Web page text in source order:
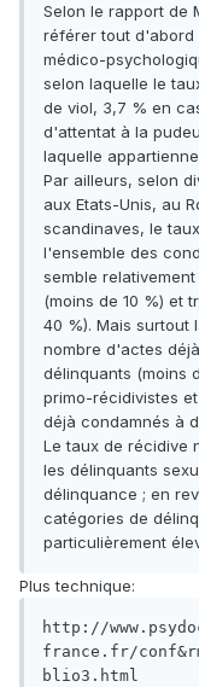
Selon le rapport de
référer tout d'abord
médico-
selon laquelle le
de viol, 3,7 % en
d'attentat à la
laquelle
Par ailleurs, selon
aux Etats-Unis, au
scandinaves, le
l'ensemble des
semble
(moins de 10 %) et
40 %). Mais surtout
nombre d'actes
délinquants (moins
primo-récidivistes
déjà condamnés à
Le taux de récidive
les délinquants
délinquance ; en
catégories de
particulièrement
Plus technique:
http://
france.fr/
blio3.html